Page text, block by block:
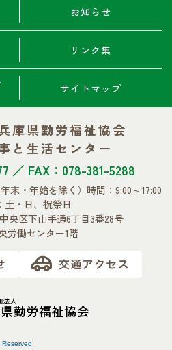
お知らせ
リンク集
サイトマップ
庫県勤労福祉協会
と生活センター
／ FAX：078-381-5288
年末・年始を除く） 時間：9:00～17:00
土・日、祝祭日
央区下山手通6丁目3番28号
労働センター1階